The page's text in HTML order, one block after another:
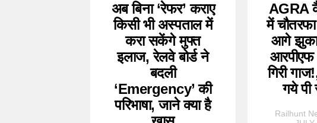
अब बिना ‘रेफर’ कराए
किसी भी अस्पताल में
करा सकेंगे मुफ्त
इलाज, रेलवे बोर्ड ने
बदली
‘Emergency’ की
परिभाषा, जाने क्या है
AGRA
में
आगे झुका
आरपीएफ
गिरी
गये पी
Railhunt